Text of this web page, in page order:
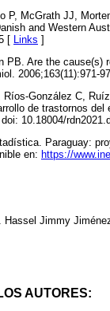
P, McGrath JJ,
and Western
[ Links ]
PB. Are the
2006;163(11):971-
Ríos-González C,
de trastornos
10.18004/
Paraguay:
en: https://
Hassel Jimmy
AUTORES: